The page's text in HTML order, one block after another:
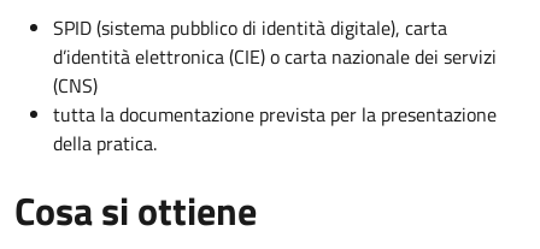
SPID (sistema pubblico di identità digitale), carta
d’identità elettronica (CIE) o carta nazionale dei servizi
(CNS)
tutta la documentazione prevista per la presentazione
della pratica.
Cosa si ottiene